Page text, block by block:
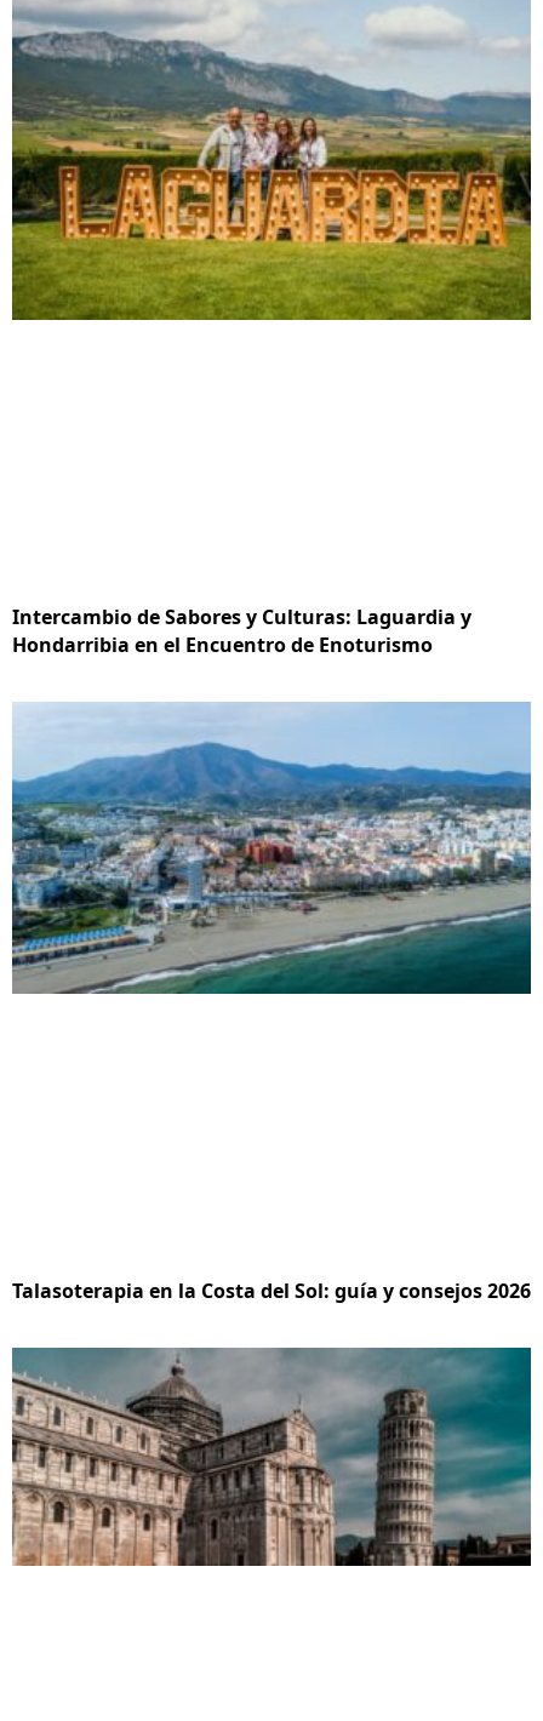
Intercambio de Sabores y Culturas: Laguardia y
Hondarribia en el Encuentro de Enoturismo
Talasoterapia en la Costa del Sol: guía y consejos 2026